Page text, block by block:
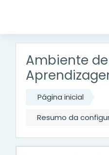
Ambiente de
Página inicial
Resumo da